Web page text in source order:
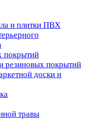
и плитки ПВХ
покрытий
резиновых покрытий
доски и
травы